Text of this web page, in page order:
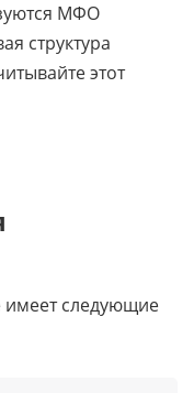
МФО
структура
этот
следующие